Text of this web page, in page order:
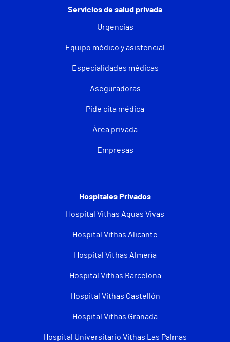
Servicios de salud privada
Urgencias
Equipo médico y asistencial
Especialidades médicas
Aseguradoras
Pide cita médica
Área privada
Empresas
Hospitales Privados
Hospital Vithas Aguas Vivas
Hospital Vithas Alicante
Hospital Vithas Almería
Hospital Vithas Barcelona
Hospital Vithas Castellón
Hospital Vithas Granada
Hospital Universitario Vithas Las Palmas